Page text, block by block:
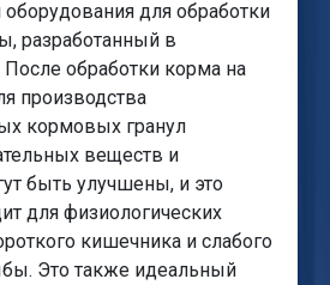
для обработки
разработанный в
обработки корма на
производства
кормовых гранул
веществ и
быть улучшены, и это
для физиологических
кишечника и слабого
Это также идеальный